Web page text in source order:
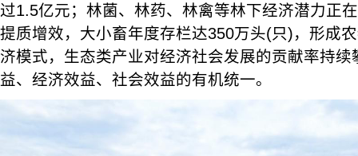
过1.5亿元；林菌、林药、林禽等林下经济潜力正
提质增效，大小畜年度存栏达350万头(只)，形成
济模式，生态类产业对经济社会发展的贡献率持
益、经济效益、社会效益的有机统一。